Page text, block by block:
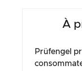
À
Prüfengel